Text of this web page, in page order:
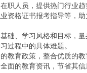
在职人员，提供热门行业
资格证书报考指导等，助
础、学习风格和目标，
过程中的具体难题。
的教育政策，整合优质的
面的教育资讯，节省其信